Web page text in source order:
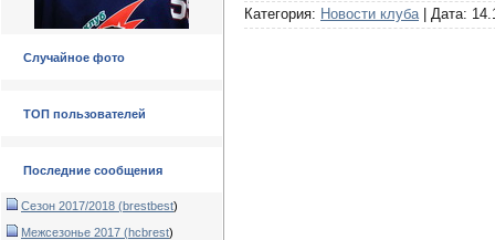
Случайное фото
ТОП пользователей
Последние сообщения
Сезон 2017/2018 (brestbest)
Межсезонье 2017 (hcbrest)
Категория: Новости клуба | Дата: